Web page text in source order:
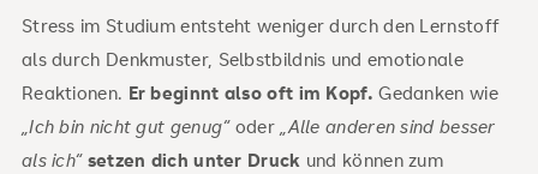
Stress im Studium entsteht weniger durch den Lernstoff
als durch Denkmuster, Selbstbildnis und emotionale
Reaktionen. Er beginnt also oft im Kopf. Gedanken wie
„Ich bin nicht gut genug“oder„Alle anderen sind besser
als ich“ setzen dich unter Druck und können zum